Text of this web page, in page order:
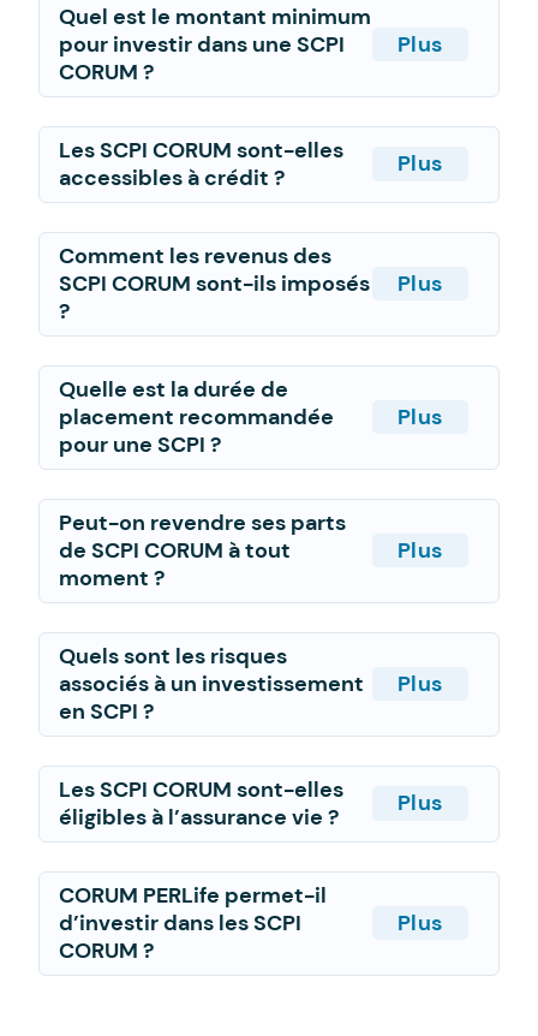
Quel est le montant minimum
pour investir dans une SCPI
CORUM ?
Plus
Les SCPI CORUM sont-elles
accessibles à crédit ?
Plus
Comment les revenus des
SCPI CORUM sont-ils imposés
?
Plus
Quelle est la durée de
placement recommandée
pour une SCPI ?
Plus
Peut-on revendre ses parts
de SCPI CORUM à tout
moment ?
Plus
Quels sont les risques
associés à un investissement
en SCPI ?
Plus
Les SCPI CORUM sont-elles
éligibles à l’assurance vie ?
Plus
CORUM PERLife permet-il
d’investir dans les SCPI
CORUM ?
Plus